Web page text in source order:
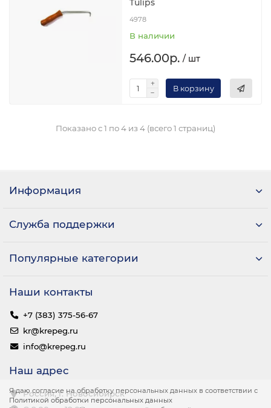
Tulips
4978
В наличии
546.00р. / шт
В корзину
Показано с 1 по 4 из 4 (всего 1 страниц)
Я даю согласие на обработку персональных данных в соответствии с
Политикой обработки персональных данных
Информация
Служба поддержки
Популярные категории
Наши контакты
+7 (383) 375-56-67
kr@krepeg.ru
info@krepeg.ru
Наш адрес
Россия, г. Новосибирск